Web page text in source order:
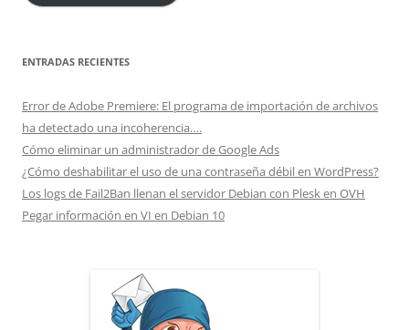
ENTRADAS RECIENTES
Error de Adobe Premiere: El programa de importación de archivos
ha detectado una incoherencia….
Cómo eliminar un administrador de Google Ads
¿Cómo deshabilitar el uso de una contraseña débil en WordPress?
Los logs de Fail2Ban llenan el servidor Debian con Plesk en OVH
Pegar información en VI en Debian 10